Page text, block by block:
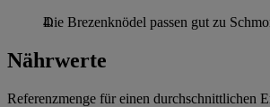
Die Brezenknödel passen gut zu
Nährwerte
Referenzmenge für einen durchschnittlichen